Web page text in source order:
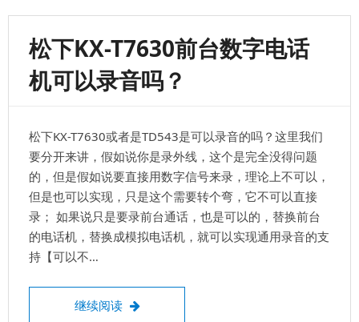
NS300CN
话
交
IPPBX
功
智
能
电
话
交
松下KX-T7630前台数字电话
机可以录音吗？
松下KX-T7630或者是TD543是可以录音的吗？这里我们
要分开来讲，假如说你是录外线，这个是完全没得问题
的，但是假如说要直接用数字信号来录，理论上不可以，
但是也可以实现，只是这个需要转个弯，它不可以直接
录； 如果说只是要录前台通话，也是可以的，替换前台
的电话机，替换成模拟电话机，就可以实现通用录音的支
持【可以不…
继续阅读 松下KX-T7630前台数字电话机可以录音吗？